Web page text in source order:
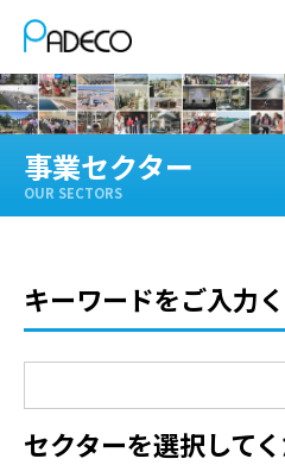
事業セクター
OUR SECTORS
キーワードをご入力
セクターを選択して